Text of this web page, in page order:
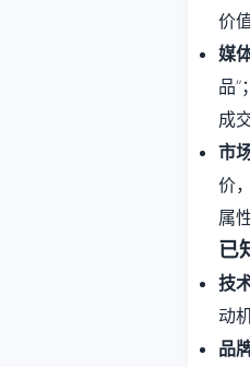
价
媒
品
成
市
价
属性
已
技
动
品